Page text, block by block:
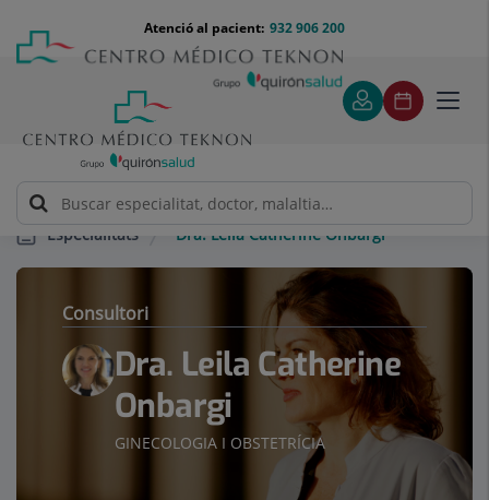
contingut
Menú
teléfono
cabecera
932 906 200
Atenció al pacient:
Especialitats Dra. Leila Catherine Onbargi
Consultori
Dra. Leila Catherine
Onbargi
GINECOLOGIA I OBSTETRÍCIA